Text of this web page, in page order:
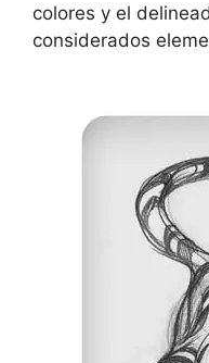
colores y el
considerados